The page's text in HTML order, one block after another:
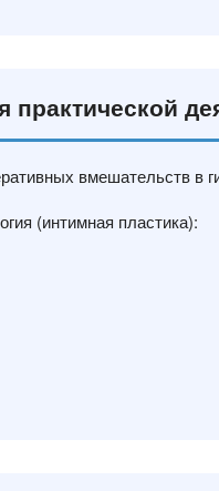
вмешательств в
(интимная пластика):